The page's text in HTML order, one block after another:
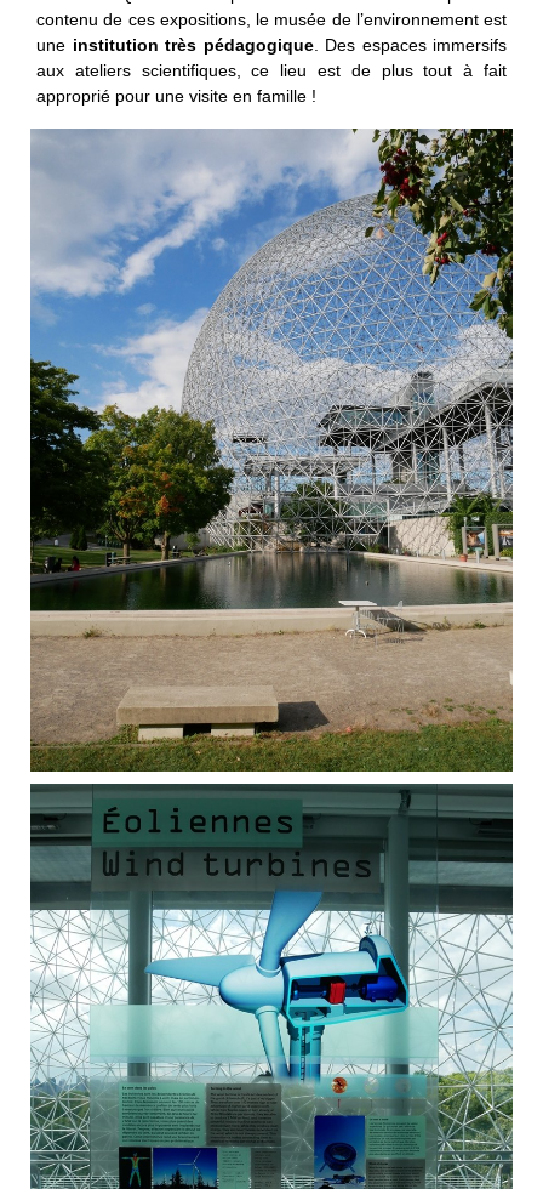
contenu de ces expositions, le musée de l’environnement est
une institution très pédagogique. Des espaces immersifs
aux ateliers scientifiques, ce lieu est de plus tout à fait
approprié pour une visite en famille !